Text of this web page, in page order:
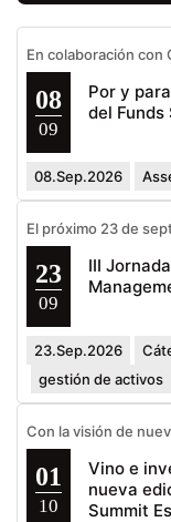
En colaboración con
08
09
Por y
del
08.Sep.2026
El próximo 23 de
23
09
III
23.Sep.2026
gestión de activos
Con la visión de
01
10
Vino e
nueva
Summit